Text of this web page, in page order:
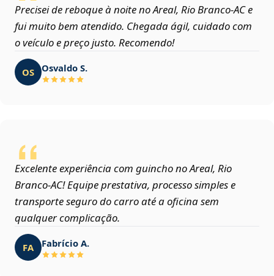
Precisei de reboque à noite no Areal, Rio Branco‑AC e
fui muito bem atendido. Chegada ágil, cuidado com
o veículo e preço justo. Recomendo!
OS Osvaldo S.
Excelente experiência com guincho no Areal, Rio
Branco‑AC! Equipe prestativa, processo simples e
transporte seguro do carro até a oficina sem
qualquer complicação.
FA Fabrício A.